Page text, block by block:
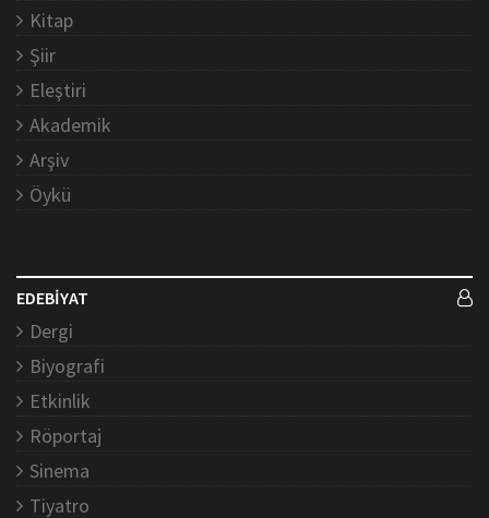
Kitap
Şiir
Eleştiri
Akademik
Arşiv
Öykü
EDEBİYAT
Dergi
Biyografi
Etkinlik
Röportaj
Sinema
Tiyatro